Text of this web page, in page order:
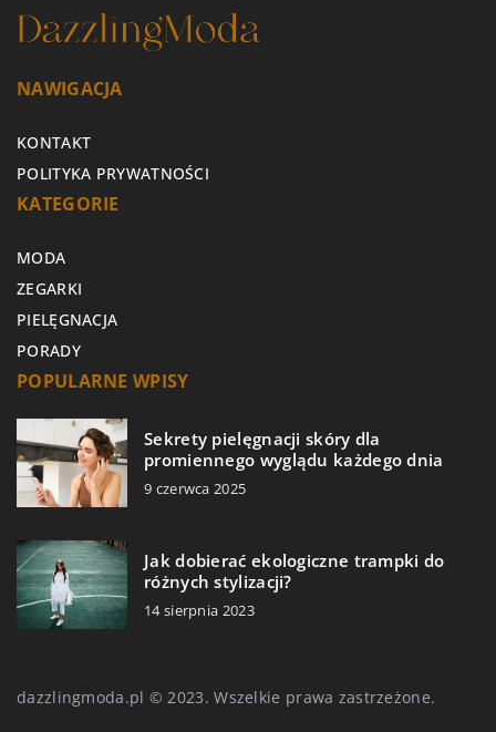
NAWIGACJA
KONTAKT
POLITYKA PRYWATNOŚCI
KATEGORIE
MODA
ZEGARKI
PIELĘGNACJA
PORADY
POPULARNE WPISY
Sekrety pielęgnacji skóry dla
promiennego wyglądu każdego dnia
9 czerwca 2025
Jak dobierać ekologiczne trampki do
różnych stylizacji?
14 sierpnia 2023
dazzlingmoda.pl © 2023. Wszelkie prawa zastrzeżone.